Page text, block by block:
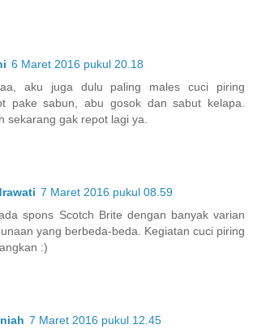
6 Maret 2016 pukul 20.18
aku juga dulu paling males cuci piring
pake sabun, abu gosok dan sabut kelapa.
sekarang gak repot lagi ya.
7 Maret 2016 pukul 08.59
spons Scotch Brite dengan banyak varian
yang berbeda-beda. Kegiatan cuci piring
:)
7 Maret 2016 pukul 12.45